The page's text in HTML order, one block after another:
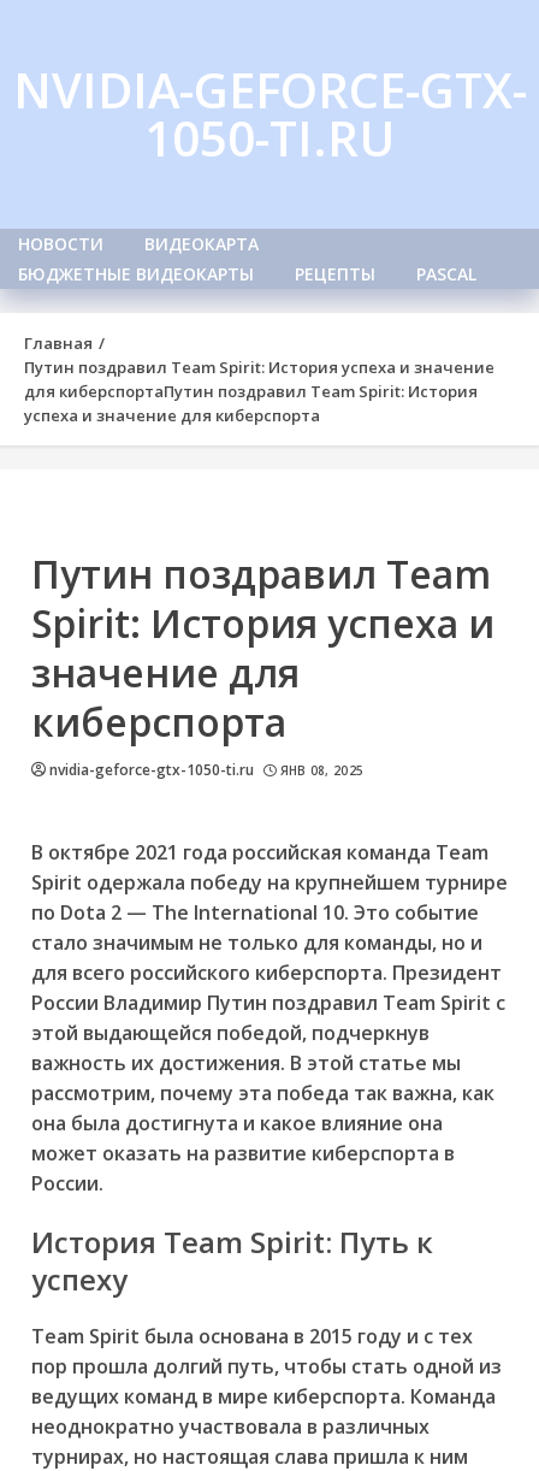
content
NVIDIA-GEFORCE-GTX-
1050-TI.RU
НОВОСТИ
ВИДЕОКАРТА
БЮДЖЕТНЫЕ ВИДЕОКАРТЫ
РЕЦЕПТЫ PASCAL
Главная
Путин поздравил Team Spirit: История успеха и значение
для киберспортаПутин поздравил Team Spirit: История
успеха и значение для киберспорта
Путин поздравил Team
Spirit: История успеха и
значение для
киберспорта
nvidia-geforce-gtx-1050-ti.ru ЯНВ 08, 2025
В октябре 2021 года российская команда Team
Spirit одержала победу на крупнейшем турнире
по Dota 2 — The International 10. Это событие
стало значимым не только для команды, но и
для всего российского киберспорта. Президент
России Владимир Путин поздравил Team Spirit с
этой выдающейся победой, подчеркнув
важность их достижения. В этой статье мы
рассмотрим, почему эта победа так важна, как
она была достигнута и какое влияние она
может оказать на развитие киберспорта в
России.
История Team Spirit: Путь к
успеху
Team Spirit была основана в 2015 году и с тех
пор прошла долгий путь, чтобы стать одной из
ведущих команд в мире киберспорта. Команда
неоднократно участвовала в различных
турнирах, но настоящая слава пришла к ним